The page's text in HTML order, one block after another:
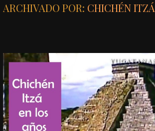
ARCHIVADO POR: CHICHÉN ITZÁ